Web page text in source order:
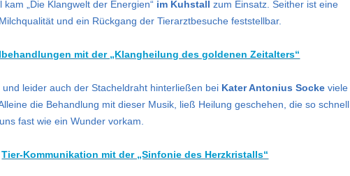
kam „Die Klangwelt der Energien“ im Kuhstall zum Einsatz. Seither ist eine
und ein Rückgang der Tierarztbesuche feststellbar.
mit der „Klangheilung des goldenen Zeitalters“
leider auch der Stacheldraht hinterließen bei Kater Antonius Socke viele
die Behandlung mit dieser Musik, ließ Heilung geschehen, die so schnell
fast wie ein Wunder vorkam.
Tier-Kommunikation mit der „Sinfonie des Herzkristalls“